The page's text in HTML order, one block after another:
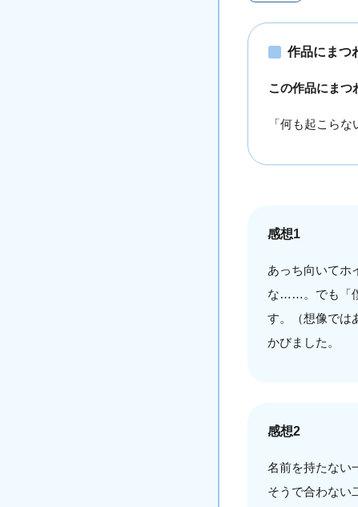
作品にまつ
この作品にまつ
「何も起こら
感想1
あっち向いてホ
な……。でも「
す。（想像では
かびました。
感想2
名前を持たない
そうで合わない